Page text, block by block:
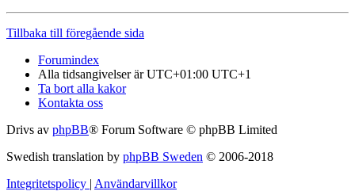
Tillbaka till föregående sida
Forumindex
Alla tidsangivelser är UTC+01:00 UTC+1
Ta bort alla kakor
Kontakta oss
Drivs av phpBB® Forum Software © phpBB Limited
Swedish translation by phpBB Sweden © 2006-2018
Integritetspolicy | Användarvillkor